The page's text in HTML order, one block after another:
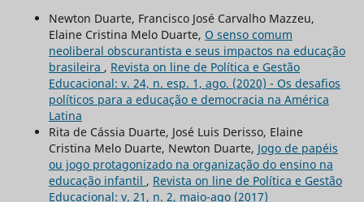
Newton Duarte, Francisco José Carvalho Mazzeu,
Elaine Cristina Melo Duarte, O senso comum
neoliberal obscurantista e seus impactos na educação
brasileira , Revista on line de Política e Gestão
Educacional: v. 24, n. esp. 1, ago. (2020) - Os desafios
políticos para a educação e democracia na América
Latina
Rita de Cássia Duarte, José Luis Derisso, Elaine
Cristina Melo Duarte, Newton Duarte, Jogo de papéis
ou jogo protagonizado na organização do ensino na
educação infantil , Revista on line de Política e Gestão
Educacional: v. 21, n. 2, maio-ago (2017)